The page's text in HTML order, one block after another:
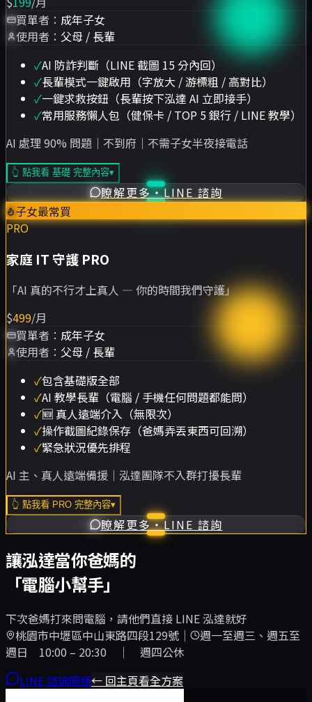
買單者： 成年子女
使用者： 父母 / 長輩
✓AI 防詐判斷（LINE 截圖 15 分內回）
✓長輩模式一鍵啟用（字放大 / 游標粗 / 高對比）
✓一鍵求救按鈕（長輩按下泓達 AI 立即接手）
✓常用服務懶人包（健保卡 / TOP 5 銀行 / LINE 教學）
AI 處理 90% 問題｜不到府｜不需子女半夜接電話
👆 點我看 基礎 完整內容▾
瞭解更多・LINE 諮詢
子女最常買
PRO
家庭 IT 守護 PRO
「AI 真的不行才上真人 — 你的時間我們守護」
$499/月
買單者： 成年子女
使用者： 父母 / 長輩
✓包含基礎版全部
✓AI 教學長輩（電腦 / 手機任何問題都能問）
✓🆕 真人遠端介入（無限次）
✓操作截圖紀錄保存（爸媽弄丟東西可回溯）
✓緊急狀況優先排程
AI 主、真人遠端備援｜泓達團隊不入群打擾長輩
👆 點我看 PRO 完整內容▾
瞭解更多・LINE 諮詢
讓泓達當你爸媽的
「電腦小幫手」
下次爸媽打來問電腦，請他們直接 LINE 泓達就好
桃園市中壢區中山東路四段129號 ｜
週一至週三、週五至
週日 10:00 – 20:30 ｜ 週四公休
LINE 諮詢開通← 回主頁看全方案